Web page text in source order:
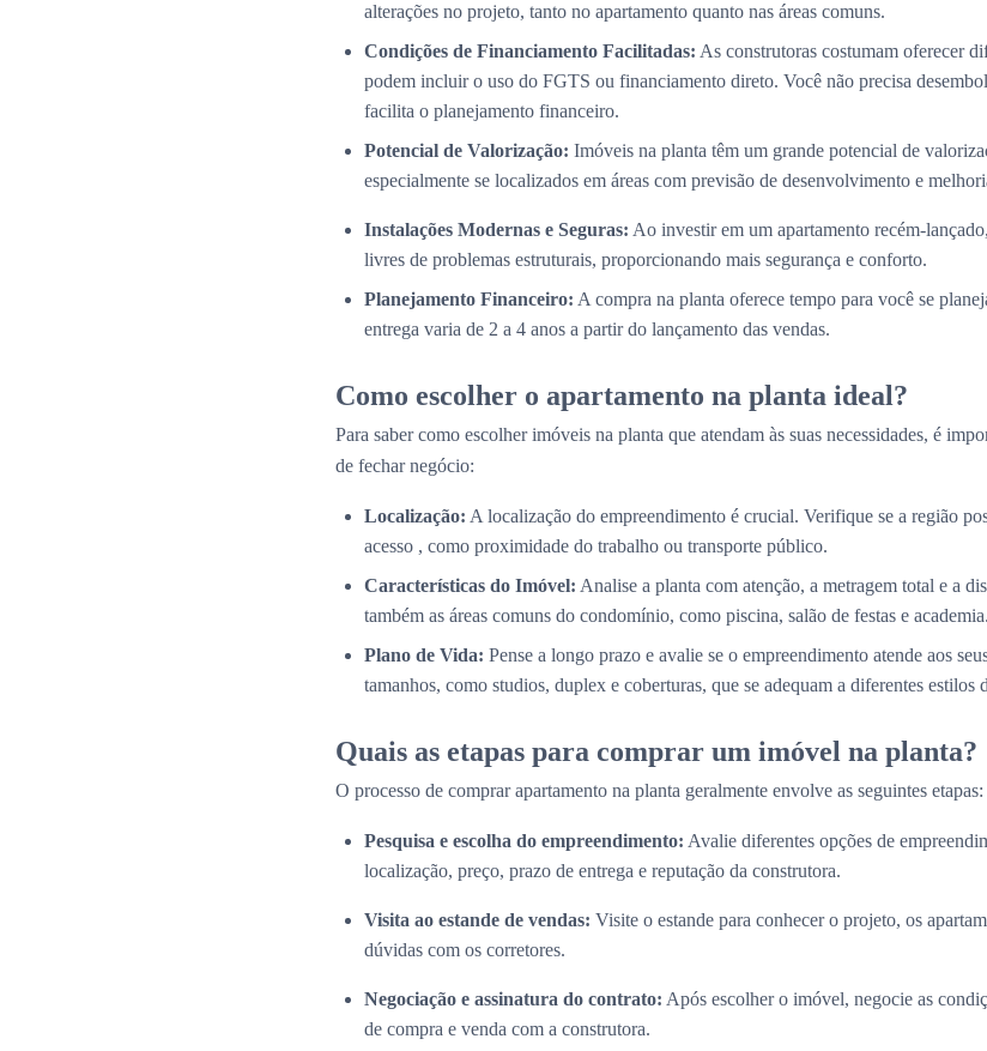
alterações no projeto, tanto no apartamento quanto nas áreas comuns.
Condições de Financiamento Facilitadas: As construtoras costumam oferecer
podem incluir o uso do FGTS ou financiamento direto. Você não precisa
facilita o planejamento financeiro.
Potencial de Valorização: Imóveis na planta têm um grande potencial de
especialmente se localizados em áreas com previsão de desenvolvimento e
Instalações Modernas e Seguras: Ao investir em um apartamento recém-
livres de problemas estruturais, proporcionando mais segurança e conforto.
Planejamento Financeiro: A compra na planta oferece tempo para você se
entrega varia de 2 a 4 anos a partir do lançamento das vendas.
Como escolher o apartamento na planta ideal?
Para saber como escolher imóveis na planta que atendam às suas necessidades, é
de fechar negócio:
Localização: A localização do empreendimento é crucial. Verifique se a região
acesso , como proximidade do trabalho ou transporte público.
Características do Imóvel: Analise a planta com atenção, a metragem total e a
também as áreas comuns do condomínio, como piscina, salão de festas e academia.
Plano de Vida: Pense a longo prazo e avalie se o empreendimento atende aos
tamanhos, como studios, duplex e coberturas, que se adequam a diferentes estilos
Quais as etapas para comprar um imóvel na planta?
O processo de comprar apartamento na planta geralmente envolve as seguintes etapas:
Pesquisa e escolha do empreendimento: Avalie diferentes opções de
localização, preço, prazo de entrega e reputação da construtora.
Visita ao estande de vendas: Visite o estande para conhecer o projeto, os
dúvidas com os corretores.
Negociação e assinatura do contrato: Após escolher o imóvel, negocie as
de compra e venda com a construtora.